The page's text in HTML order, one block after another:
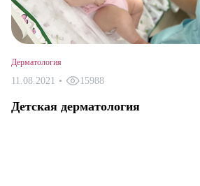
Дерматология
11.08.2021 • 15988
Детская дерматология